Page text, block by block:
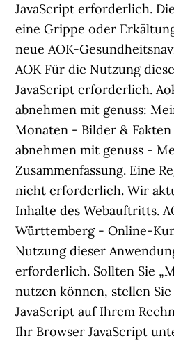
JavaScript erforderlich.
eine Grippe oder
neue AOK-
AOK Für die Nutzung
JavaScript erforderlich.
abnehmen mit genuss:
Monaten - Bilder &
abnehmen mit genuss -
Zusammenfassung. Eine
nicht erforderlich. Wir
Inhalte des Webauftritts.
Württemberg - Online-
Nutzung dieser
erforderlich. Sollten Sie
nutzen können, stellen
JavaScript auf Ihrem
Ihr Browser JavaScript